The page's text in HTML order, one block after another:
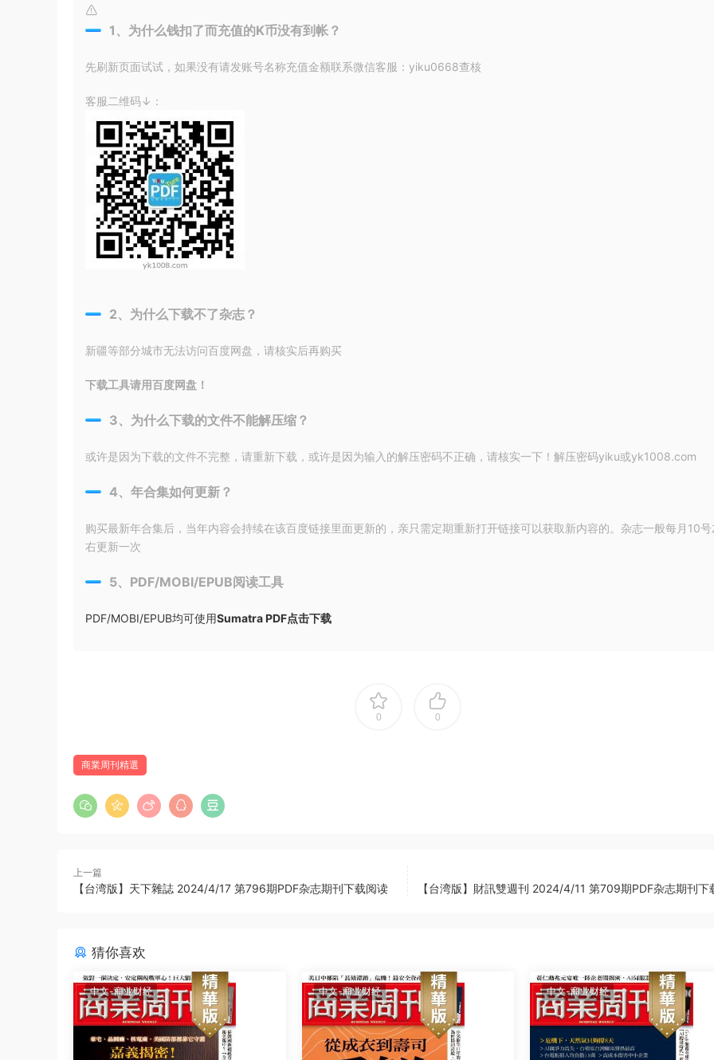
1、为什么钱扣了而充值的K币没有到帐？
先刷新页面试试，如果没有请发账号名称充值金额联系微信客服：yiku0668查核
客服二维码↓：
2、为什么下载不了杂志？
新疆等部分城市无法访问百度网盘，请核实后再购买
下载工具请用百度网盘！
3、为什么下载的文件不能解压缩？
或许是因为下载的文件不完整，请重新下载，或许是因为输入的解压密码不正确，请核实一下！解压密码yiku或yk1008.com
4、年合集如何更新？
购买最新年合集后，当年内容会持续在该百度链接里面更新的，亲只需定期重新打开链接可以获取新内容的。杂志一般每月10号
右更新一次
5、PDF/MOBI/EPUB阅读工具
PDF/MOBI/EPUB均可使用Sumatra PDF点击下载
0 0
商業周刊精選
上一篇
【台湾版】天下雜誌 2024/4/17 第796期PDF杂志期刊下载阅读 【台湾版】財訊雙週刊 2024/4/11 第709期PDF杂志期刊下
猜你喜欢
中文-商业财经 中文-商业财经 中文-商业财经